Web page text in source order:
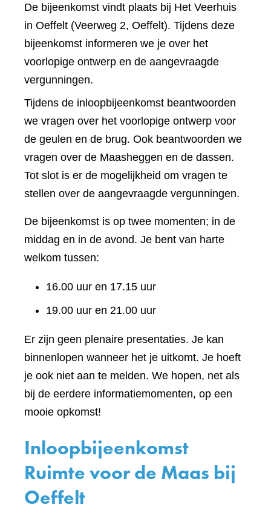
De bijeenkomst vindt plaats bij Het Veerhuis
in Oeffelt (Veerweg 2, Oeffelt). Tijdens deze
bijeenkomst informeren we je over het
voorlopige ontwerp en de aangevraagde
vergunningen.
Tijdens de inloopbijeenkomst beantwoorden
we vragen over het voorlopige ontwerp voor
de geulen en de brug. Ook beantwoorden we
vragen over de Maasheggen en de dassen.
Tot slot is er de mogelijkheid om vragen te
stellen over de aangevraagde vergunningen.
De bijeenkomst is op twee momenten; in de
middag en in de avond. Je bent van harte
welkom tussen:
16.00 uur en 17.15 uur
19.00 uur en 21.00 uur
Er zijn geen plenaire presentaties. Je kan
binnenlopen wanneer het je uitkomt. Je hoeft
je ook niet aan te melden. We hopen, net als
bij de eerdere informatiemomenten, op een
mooie opkomst!
Inloopbijeenkomst
Ruimte voor de Maas bij
Oeffelt